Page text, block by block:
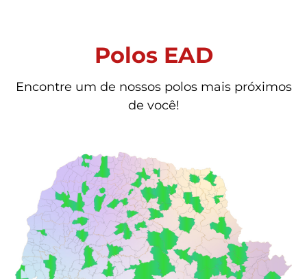
Polos EAD
Encontre um de nossos polos mais próximos
de você!